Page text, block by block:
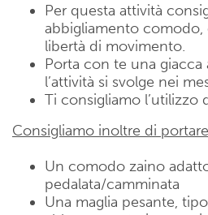
Per questa attività
abbigliamento
libertà di movimento.
Porta con te una giacca
l’attività si svolge nei
Ti consigliamo l’utilizzo
Consigliamo inoltre di
Un comodo zaino
pedalata/camminata
Una maglia pesante,